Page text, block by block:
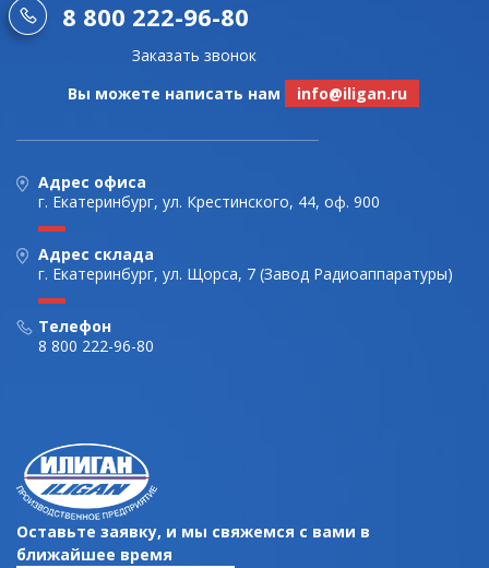
8 800 222-96-80
Заказать звонок
Вы можете написать нам
info@iligan.ru
Адрес офиса
г. Екатеринбург, ул. Крестинского, 44, оф. 900
Адрес склада
г. Екатеринбург, ул. Щорса, 7 (Завод Радиоаппаратуры)
Телефон
8 800 222-96-80
Оставьте заявку, и мы свяжемся с вами в
ближайшее время